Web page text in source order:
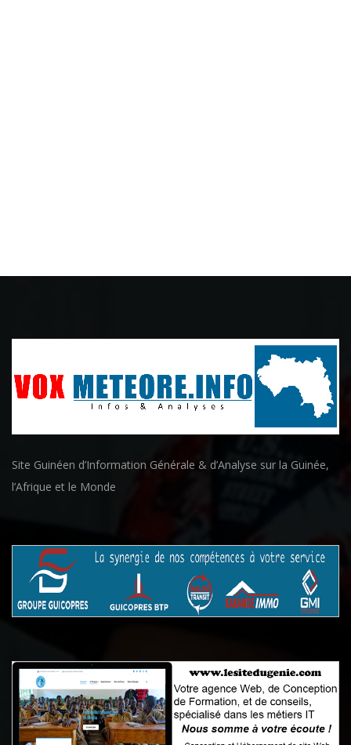
Site Guinéen d’Information Générale & d’Analyse sur la Guinée,
l’Afrique et le Monde